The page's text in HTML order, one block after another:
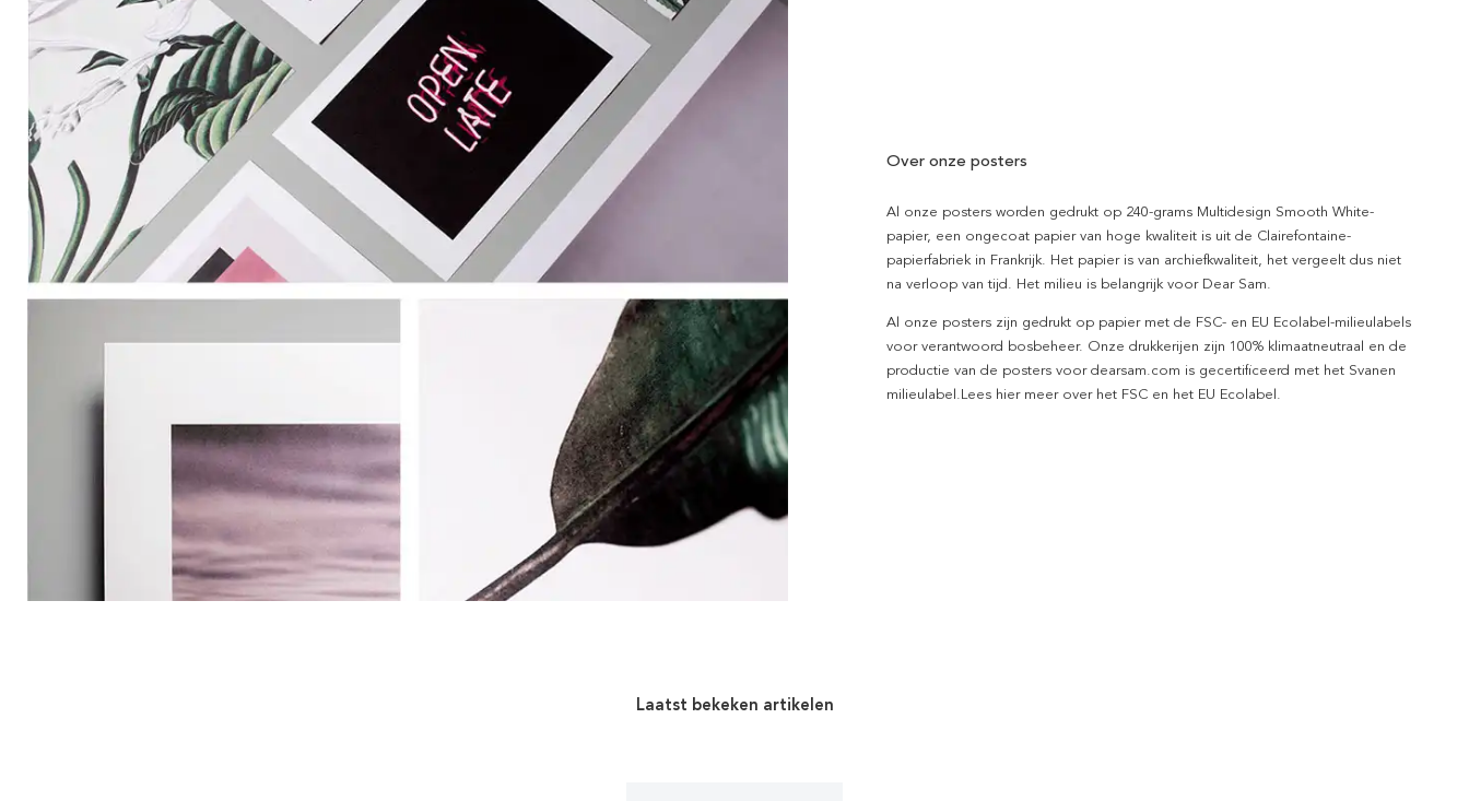
Over onze posters
Al onze posters worden gedrukt op 240-grams Multidesign Smooth White-
papier, een ongecoat papier van hoge kwaliteit is uit de Clairefontaine-
papierfabriek in Frankrijk. Het papier is van archiefkwaliteit, het vergeelt dus niet
na verloop van tijd. Het milieu is belangrijk voor Dear Sam.
Al onze posters zijn gedrukt op papier met de FSC- en EU Ecolabel-milieulabels
voor verantwoord bosbeheer. Onze drukkerijen zijn 100% klimaatneutraal en de
productie van de posters voor dearsam.com is gecertificeerd met het Svanen
milieulabel.Lees hier meer over het FSC en het EU Ecolabel.
Laatst bekeken artikelen